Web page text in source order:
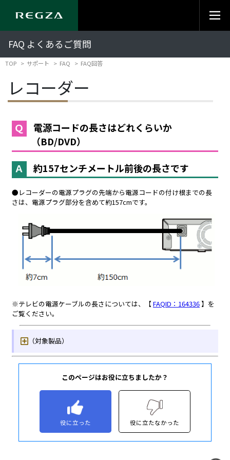
FAQ よくあるご質問
TOP サポート FAQ FAQ回答
レコーダー
このページはお役に立ちましたか？
役に立った 役に立たなかった